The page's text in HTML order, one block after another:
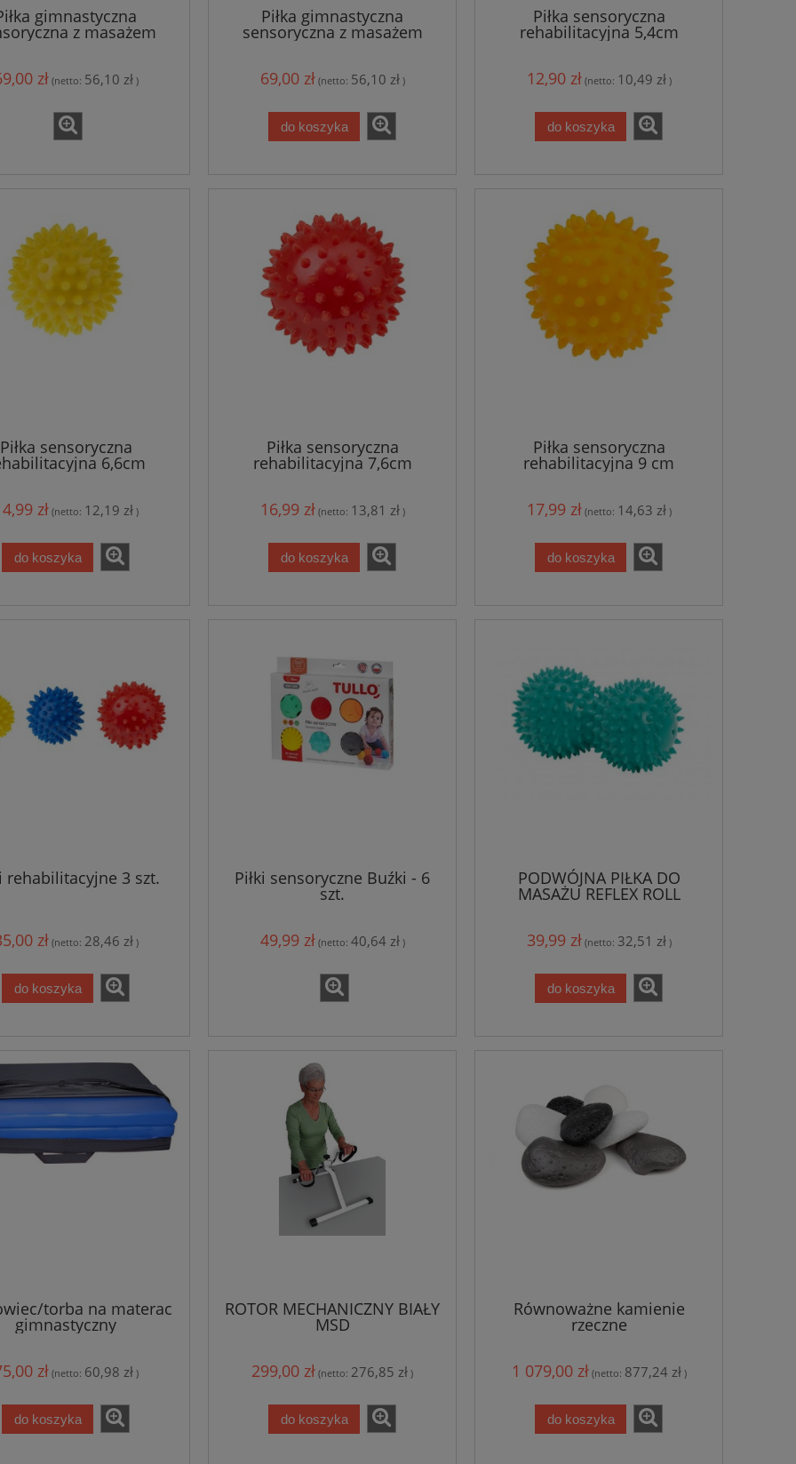
gimnastyczna
z masażem
zł (netto: 56,10 zł)
Piłka gimnastyczna
sensoryczna z masażem
69,00 zł (netto: 56,10 zł)
do koszyka
Piłka sensoryczna
rehabilitacyjna 5,4cm
12,90 zł (netto: 10,49 zł)
do koszyka
Piłka sensoryczna
6,6cm
zł (netto: 12,19 zł)
do koszyka
Piłka sensoryczna
rehabilitacyjna 7,6cm
16,99 zł (netto: 13,81 zł)
do koszyka
Piłka sensoryczna
rehabilitacyjna 9 cm
17,99 zł (netto: 14,63 zł)
do koszyka
rehabilitacyjne 3 szt.
zł (netto: 28,46 zł)
do koszyka
Piłki sensoryczne Buźki - 6
szt.
49,99 zł (netto: 40,64 zł)
PODWÓJNA PIŁKA DO
MASAŻU REFLEX ROLL
39,99 zł (netto: 32,51 zł)
do koszyka
torba na materac
gimnastyczny
zł (netto: 60,98 zł)
do koszyka
ROTOR MECHANICZNY BIAŁY
MSD
299,00 zł (netto: 276,85 zł )
do koszyka
Równoważne kamienie
rzeczne
1 079,00 zł (netto: 877,24 zł)
do koszyka